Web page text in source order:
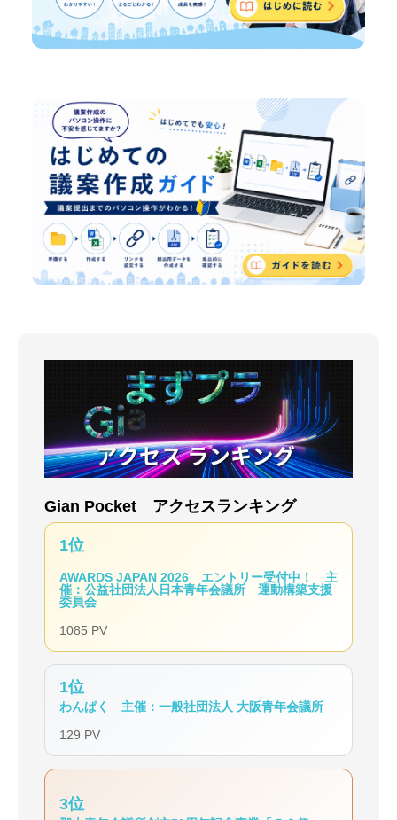
Gian Pocket アクセスランキング
1位
AWARDS JAPAN 2026 エントリー受付中！ 主
催：公益社団法人日本青年会議所 運動構築支援
委員会
1085 PV
1位
わんぱく 主催：一般社団法人 大阪青年会議所
129 PV
3位